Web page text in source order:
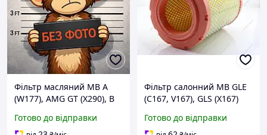
Фільтр масляний MB A
(W177), AMG GT (X290), B
(C257), E (A/C/S/W238), GLB
Готово до відправки
Фільтр салонний MB GLE
(C167, V167), GLS (X167)
SHAFER
Готово до відправки